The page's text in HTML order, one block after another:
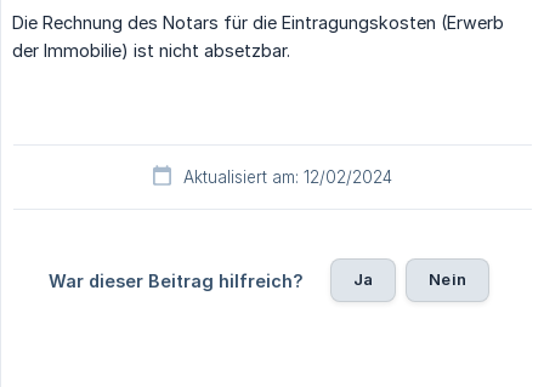
Die Rechnung des Notars für die Eintragungskosten (Erwerb
der Immobilie) ist nicht absetzbar.
Aktualisiert am: 12/02/2024
War dieser Beitrag hilfreich? Ja Nein